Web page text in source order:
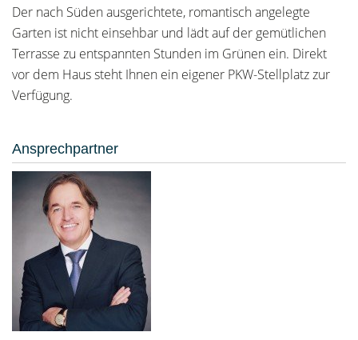
Der nach Süden ausgerichtete, romantisch angelegte
Garten ist nicht einsehbar und lädt auf der gemütlichen
Terrasse zu entspannten Stunden im Grünen ein. Direkt
vor dem Haus steht Ihnen ein eigener PKW-Stellplatz zur
Verfügung.
Ansprechpartner